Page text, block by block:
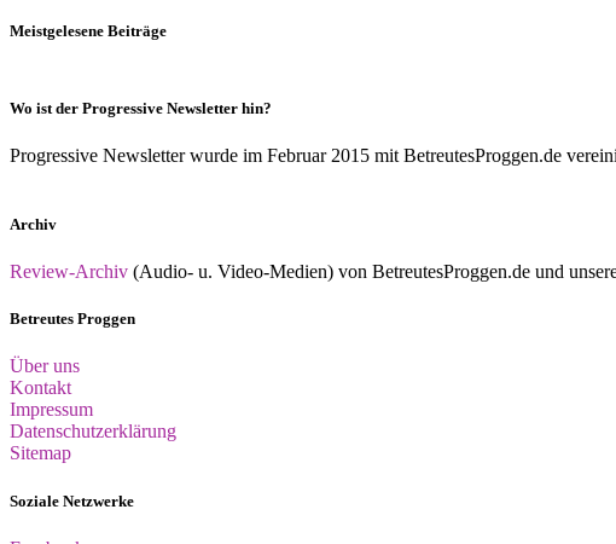
Meistgelesene Beiträge
Wo ist der Progressive Newsletter hin?
Progressive Newsletter wurde im Februar 2015 mit BetreutesProggen.de
Archiv
Review-Archiv (Audio- u. Video-Medien) von BetreutesProggen.de und
Betreutes Proggen
Über uns
Kontakt
Impressum
Datenschutzerklärung
Sitemap
Soziale Netzwerke